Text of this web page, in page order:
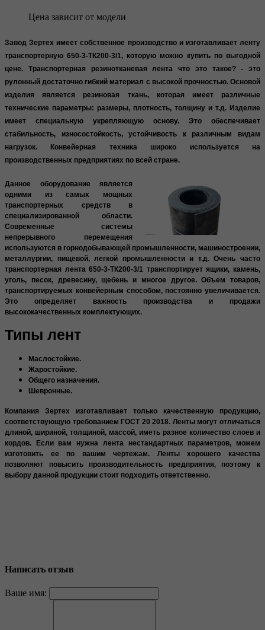
Цена зависит от модели
Завод Зертех имеет собственное производство и изготавливает ленту
транспортерную 650-3-ТК200-3/1, которую можно купить по выгодной
цене. Транспортерная резинотканевая лента что это такое? - это
рулонный достаточно гибкий материал с высокой прочностью. Основой
изделия является резиновая ткань, которая имеет различные
технические параметры: размеры, плотность, толщину и т.д. Изделие
имеет специальную укрепляющую основу. Это обеспечивает
стабильность, износостойкость, устойчивость к различным видам
нагрузок. Конвейерная техника широко используется на
производственных предприятиях по всей стране.
Данное оборудование является
одними из самых мощных
транспортерных средств в
специализированной области.
Современные системы
непрерывного перемещения
используются в горнодобывающей промышленности, машиностроении,
металлургии, пищевой, легкой промышленности и т.д. Очень часто
транспортерная лента650-3-ТК200-3/1 транспортирует ящики, камень,
уголь, песок, древесину, щебень и многое другое. Объем товаров,
транспортируемых конвейерным способом, постоянно увеличивается.
Это определяет важность производства и продажи
высококачественных комплектующих.
Типы лент
Маслостойкие.
Жаростойкие.
Общего назначения.
Шевронные.
Компания Зертех изготавливает только качественную продукцию,
соответствующую требованием ГОСТ 20 2018. Ленты могут отличаться
длиной, шириной, толщиной, массой, иметь разное количество слоев и
кордов. Если вам нужна лента нестандартных параметров, можем
изготовить ее по вашим чертежам. Ленты хорошего качества
позволяют повысить производительность предприятия, поэтому к
выбору данной продукции стоит подходить ответственно.
Написать отзыв
Ваше имя: